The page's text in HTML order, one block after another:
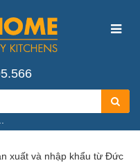
xuất và nhập khẩu từ Đức